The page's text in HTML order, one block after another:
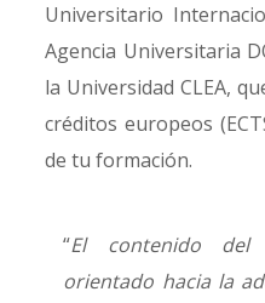
Universitario
Agencia Universitaria
la Universidad CLEA,
créditos europeos
de tu formación.
“El contenido del
orientado hacia la